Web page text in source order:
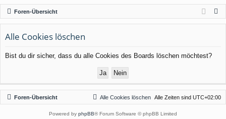
ne
llz
ug
rif
en
m
el
n
ist
rie
n
Foren-Übersicht
Alle Cookies löschen
Bist du dir sicher, dass du alle Cookies des Boards löschen möchtest?
Foren-Übersicht Alle Zeiten sind UTC+02:00
Alle Cookies löschen
Powered by phpBB® Forum Software © phpBB Limited